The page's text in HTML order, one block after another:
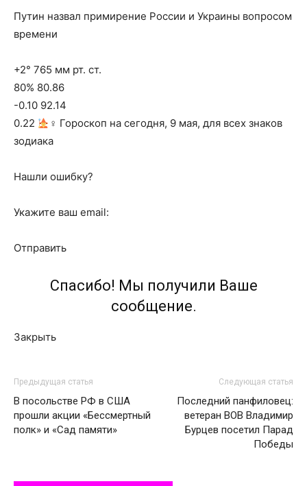
Путин назвал примирение России и Украины вопросом
времени
+2° 765 мм рт. ст.
80% 80.86
-0.10 92.14
0.22
‍♀ Гороскоп на сегодня, 9 мая, для всех знаков
зодиака
Нашли ошибку?
Укажите ваш email:
Отправить
Спасибо! Мы получили Ваше
сообщение.
Закрыть
Предыдущая статья
В посольстве РФ в США
прошли акции «Бессмертный
полк» и «Сад памяти»
Следующая статья
Последний панфиловец:
ветеран ВОВ Владимир
Бурцев посетил Парад
Победы